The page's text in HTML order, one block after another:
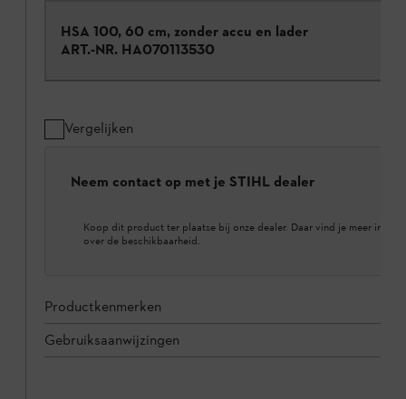
HSA 100, 60 cm, zonder accu en lader
ART.-NR. HA070113530
Vergelijken
Neem contact op met je STIHL dealer
Koop dit product ter plaatse bij onze dealer. Daar vind je meer
over de beschikbaarheid.
Productkenmerken
Gebruiksaanwijzingen